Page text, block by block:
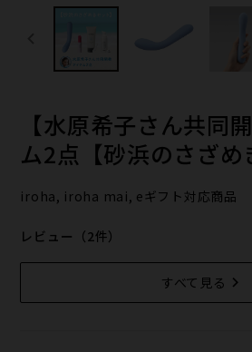
【水原希子さん共同
ム2点【砂浜のさざめ
iroha, iroha mai, eギフト対応商品
レビュー（2件）
すべて見る